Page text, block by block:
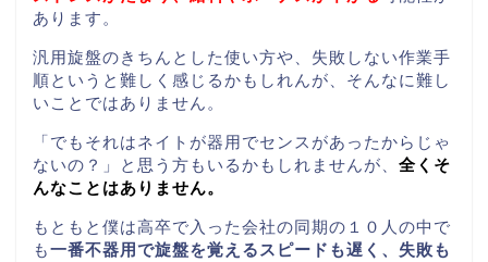
あります。
汎用旋盤のきちんとした使い方や、失敗しない作業手
順というと難しく感じるかもしれんが、そんなに難し
いことではありません。
「でもそれはネイトが器用でセンスがあったからじゃ
ないの？」と思う方もいるかもしれませんが、 全くそ
んなことはありません。
もともと僕は高卒で入った会社の同期の１０人の中で
も一番不器用で旋盤を覚えるスピードも遅く、失敗も